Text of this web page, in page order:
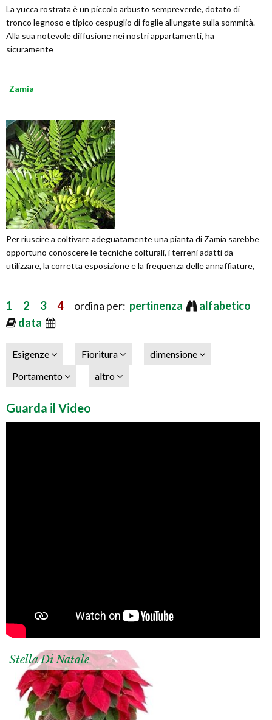
La yucca rostrata è un piccolo arbusto sempreverde, dotato di
tronco legnoso e tipico cespuglio di foglie allungate sulla sommità.
Alla sua notevole diffusione nei nostri appartamenti, ha
sicuramente
Zamia
Per riuscire a coltivare adeguatamente una pianta di Zamia sarebbe
opportuno conoscere le tecniche colturali, i terreni adatti da
utilizzare, la corretta esposizione e la frequenza delle annaffiature,
1 2 3 4ordina per: pertinenza
alfabetico
data
Esigenze Fioritura
dimensione
Portamento
altro
Guarda il Video
Stella Di Natale